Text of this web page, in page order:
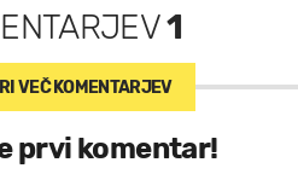
1
VEČ KOMENTARJEV
prvi komentar!